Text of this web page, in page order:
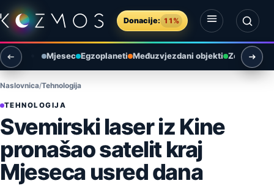
Preskoči na sadržaj
Donacije: 11%
Otvori izbornik
Otvori pretragu
Mjesec Egzoplaneti Međuzvjezdani objekti Zemlja i
Naslovnica Tehnologija
TEHNOLOGIJA
Svemirski laser iz Kine
pronašao satelit kraj
Mjeseca usred dana